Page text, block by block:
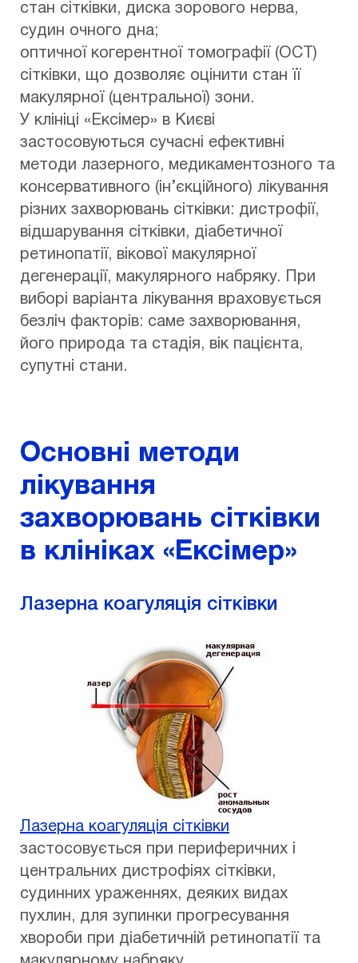
стан сітківки, диска зорового нерва,
судин очного дна;
оптичної когерентної томографії (ОСТ)
сітківки, що дозволяє оцінити стан її
макулярної (центральної) зони.
У клініці «Ексімер» в Києві
застосовуються сучасні ефективні
методи лазерного, медикаментозного та
консервативного (ін’єкційного) лікування
різних захворювань сітківки: дистрофії,
відшарування сітківки, діабетичної
ретинопатії, вікової макулярної
дегенерації, макулярного набряку. При
виборі варіанта лікування враховується
безліч факторів: саме захворювання,
його природа та стадія, вік пацієнта,
супутні стани.
Основні методи
лікування
захворювань сітківки
в клініках «Ексімер»
Лазерна коагуляція сітківки
Лазерна коагуляція сітківки
застосовується при периферичних і
центральних дистрофіях сітківки,
судинних ураженнях, деяких видах
пухлин, для зупинки прогресування
хвороби при діабетичній ретинопатії та